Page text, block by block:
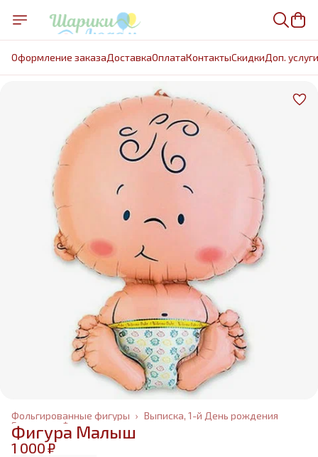
Оформление заказаДоставкаОплатаКонтактыCкидкиДоп. услуги
Выписка, 1-й День рождения
Фольгированные фигуры ›
Фольгированные шары
Главная
Фигура Малыш
1 000 ₽